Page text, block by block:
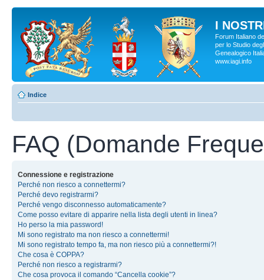
I
Forum Italiano
per lo Studio
Genealogico
www.iagi.info
Indice
FAQ (Domande
Connessione e registrazione
Perché non riesco a connettermi?
Perché devo registrarmi?
Perché vengo disconnesso automaticamente?
Come posso evitare di apparire nella lista degli utenti in linea?
Ho perso la mia password!
Mi sono registrato ma non riesco a connettermi!
Mi sono registrato tempo fa, ma non riesco più a connettermi?!
Che cosa è COPPA?
Perché non riesco a registrarmi?
Che cosa provoca il comando “Cancella cookie”?